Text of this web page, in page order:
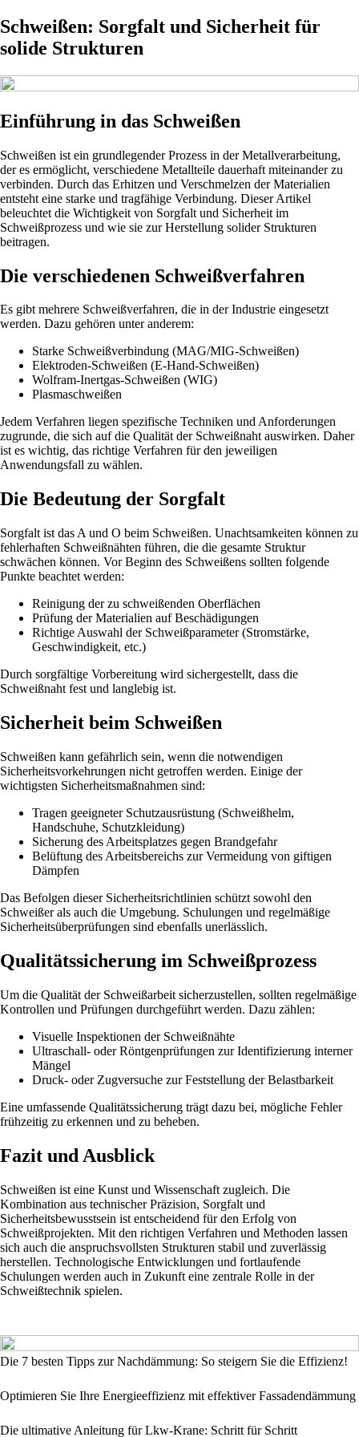
Schweißen: Sorgfalt und Sicherheit für
solide Strukturen
Einführung in das Schweißen
Schweißen ist ein grundlegender Prozess in der Metallverarbeitung,
der es ermöglicht, verschiedene Metallteile dauerhaft miteinander zu
verbinden. Durch das Erhitzen und Verschmelzen der Materialien
entsteht eine starke und tragfähige Verbindung. Dieser Artikel
beleuchtet die Wichtigkeit von Sorgfalt und Sicherheit im
Schweißprozess und wie sie zur Herstellung solider Strukturen
beitragen.
Die verschiedenen Schweißverfahren
Es gibt mehrere Schweißverfahren, die in der Industrie eingesetzt
werden. Dazu gehören unter anderem:
Starke Schweißverbindung (MAG/MIG-Schweißen)
Elektroden-Schweißen (E-Hand-Schweißen)
Wolfram-Inertgas-Schweißen (WIG)
Plasmaschweißen
Jedem Verfahren liegen spezifische Techniken und Anforderungen
zugrunde, die sich auf die Qualität der Schweißnaht auswirken. Daher
ist es wichtig, das richtige Verfahren für den jeweiligen
Anwendungsfall zu wählen.
Die Bedeutung der Sorgfalt
Sorgfalt ist das A und O beim Schweißen. Unachtsamkeiten können zu
fehlerhaften Schweißnähten führen, die die gesamte Struktur
schwächen können. Vor Beginn des Schweißens sollten folgende
Punkte beachtet werden:
Reinigung der zu schweißenden Oberflächen
Prüfung der Materialien auf Beschädigungen
Richtige Auswahl der Schweißparameter (Stromstärke,
Geschwindigkeit, etc.)
Durch sorgfältige Vorbereitung wird sichergestellt, dass die
Schweißnaht fest und langlebig ist.
Sicherheit beim Schweißen
Schweißen kann gefährlich sein, wenn die notwendigen
Sicherheitsvorkehrungen nicht getroffen werden. Einige der
wichtigsten Sicherheitsmaßnahmen sind:
Tragen geeigneter Schutzausrüstung (Schweißhelm,
Handschuhe, Schutzkleidung)
Sicherung des Arbeitsplatzes gegen Brandgefahr
Belüftung des Arbeitsbereichs zur Vermeidung von giftigen
Dämpfen
Das Befolgen dieser Sicherheitsrichtlinien schützt sowohl den
Schweißer als auch die Umgebung. Schulungen und regelmäßige
Sicherheitsüberprüfungen sind ebenfalls unerlässlich.
Qualitätssicherung im Schweißprozess
Um die Qualität der Schweißarbeit sicherzustellen, sollten regelmäßige
Kontrollen und Prüfungen durchgeführt werden. Dazu zählen:
Visuelle Inspektionen der Schweißnähte
Ultraschall- oder Röntgenprüfungen zur Identifizierung interner
Mängel
Druck- oder Zugversuche zur Feststellung der Belastbarkeit
Eine umfassende Qualitätssicherung trägt dazu bei, mögliche Fehler
frühzeitig zu erkennen und zu beheben.
Fazit und Ausblick
Schweißen ist eine Kunst und Wissenschaft zugleich. Die
Kombination aus technischer Präzision, Sorgfalt und
Sicherheitsbewusstsein ist entscheidend für den Erfolg von
Schweißprojekten. Mit den richtigen Verfahren und Methoden lassen
sich auch die anspruchsvollsten Strukturen stabil und zuverlässig
herstellen. Technologische Entwicklungen und fortlaufende
Schulungen werden auch in Zukunft eine zentrale Rolle in der
Schweißtechnik spielen.
Die 7 besten Tipps zur Nachdämmung: So steigern Sie die Effizienz!
Optimieren Sie Ihre Energieeffizienz mit effektiver Fassadendämmung
Die ultimative Anleitung für Lkw-Krane: Schritt für Schritt